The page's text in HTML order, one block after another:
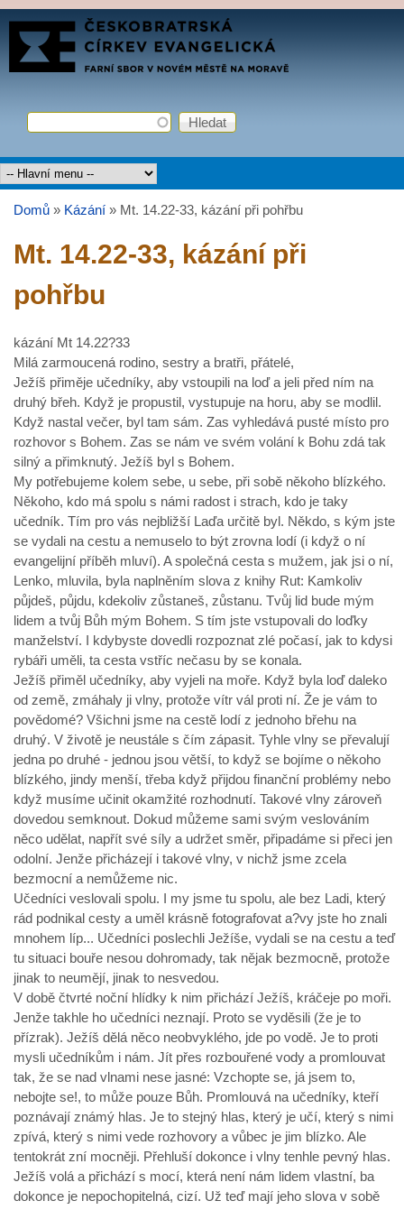
Přejít k hlavnímu obsahu
FARNÍ
SBOR
Vyhledávání
Hledat
Hlavní menu
Domů » Kázání » Mt. 14.22-33, kázání při pohřbu
Mt. 14.22-33, kázání při
pohřbu
kázání Mt 14.22?33
Milá zarmoucená rodino, sestry a bratři, přátelé,
Ježíš přiměje učedníky, aby vstoupili na loď a jeli před ním na
druhý břeh. Když je propustil, vystupuje na horu, aby se modlil.
Když nastal večer, byl tam sám. Zas vyhledává pusté místo pro
rozhovor s Bohem. Zas se nám ve svém volání k Bohu zdá tak
silný a přimknutý. Ježíš byl s Bohem.
My potřebujeme kolem sebe, u sebe, při sobě někoho blízkého.
Někoho, kdo má spolu s námi radost i strach, kdo je taky
učedník. Tím pro vás nejbližší Laďa určitě byl. Někdo, s kým jste
se vydali na cestu a nemuselo to být zrovna lodí (i když o ní
evangelijní příběh mluví). A společná cesta s mužem, jak jsi o ní,
Lenko, mluvila, byla naplněním slova z knihy Rut: Kamkoliv
půjdeš, půjdu, kdekoliv zůstaneš, zůstanu. Tvůj lid bude mým
lidem a tvůj Bůh mým Bohem. S tím jste vstupovali do loďky
manželství. I kdybyste dovedli rozpoznat zlé počasí, jak to kdysi
rybáři uměli, ta cesta vstříc nečasu by se konala.
Ježíš přiměl učedníky, aby vyjeli na moře. Když byla loď daleko
od země, zmáhaly ji vlny, protože vítr vál proti ní. Že je vám to
povědomé? Všichni jsme na cestě lodí z jednoho břehu na
druhý. V životě je neustále s čím zápasit. Tyhle vlny se převalují
jedna po druhé - jednou jsou větší, to když se bojíme o někoho
blízkého, jindy menší, třeba když přijdou finanční problémy nebo
když musíme učinit okamžité rozhodnutí. Takové vlny zároveň
dovedou semknout. Dokud můžeme sami svým veslováním
něco udělat, napřít své síly a udržet směr, připadáme si přeci jen
odolní. Jenže přicházejí i takové vlny, v nichž jsme zcela
bezmocní a nemůžeme nic.
Učedníci veslovali spolu. I my jsme tu spolu, ale bez Ladi, který
rád podnikal cesty a uměl krásně fotografovat a?vy jste ho znali
mnohem líp... Učedníci poslechli Ježíše, vydali se na cestu a teď
tu situaci bouře nesou dohromady, tak nějak bezmocně, protože
jinak to neumějí, jinak to nesvedou.
V době čtvrté noční hlídky k nim přichází Ježíš, kráčeje po moři.
Jenže takhle ho učedníci neznají. Proto se vyděsili (že je to
přízrak). Ježíš dělá něco neobvyklého, jde po vodě. Je to proti
mysli učedníkům i nám. Jít přes rozbouřené vody a promlouvat
tak, že se nad vlnami nese jasné: Vzchopte se, já jsem to,
nebojte se!, to může pouze Bůh. Promlouvá na učedníky, kteří
poznávají známý hlas. Je to stejný hlas, který je učí, který s nimi
zpívá, který s nimi vede rozhovory a vůbec je jim blízko. Ale
tentokrát zní mocněji. Přehluší dokonce i vlny tenhle pevný hlas.
Ježíš volá a přichází s mocí, která není nám lidem vlastní, ba
dokonce je nepochopitelná, cizí. Už teď mají jeho slova v sobě